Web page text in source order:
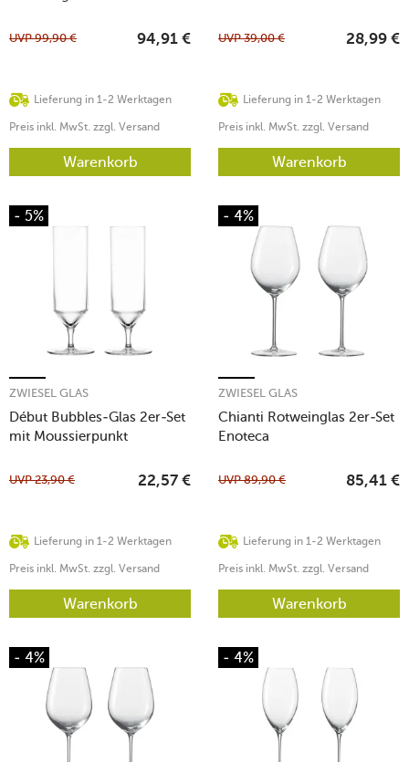
Lieferung in 1-2 Werktagen
UVP99,90 € 94,91 €
Preis inkl. MwSt. zzgl. Versand
Warenkorb
Lieferung in 1-2 Werktagen
UVP39,00 € 28,99 €
Preis inkl. MwSt. zzgl. Versand
Warenkorb
- 5%
Début Bubbles-Glas 2er-Set
mit Moussierpunkt
ZWIESEL GLAS
Lieferung in 1-2 Werktagen
UVP23,90 € 22,57 €
Preis inkl. MwSt. zzgl. Versand
Warenkorb
- 4%
Chianti Rotweinglas 2er-Set
Enoteca
ZWIESEL GLAS
Lieferung in 1-2 Werktagen
UVP89,90 € 85,41 €
Preis inkl. MwSt. zzgl. Versand
Warenkorb
- 4% - 4%